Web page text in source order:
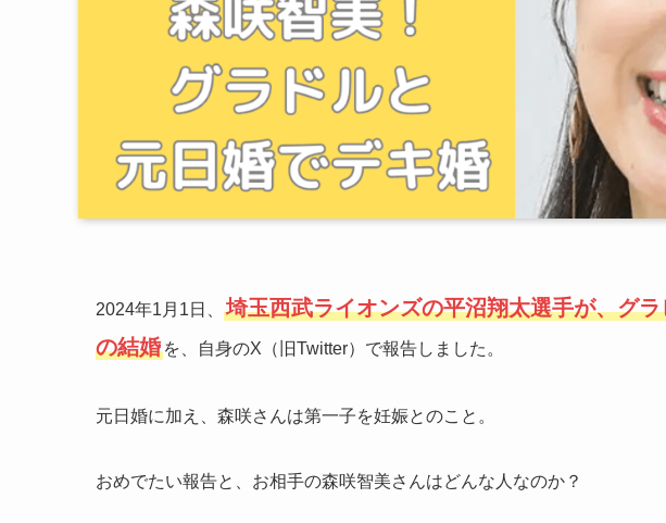
2024年1月1日、
埼玉西武ライオンズの平沼翔太選手が、グ
の結婚 を、自身のX（旧Twitter）で報告しました。
元日婚に加え、森咲さんは第一子を妊娠とのこと。
おめでたい報告と、お相手の森咲智美さんはどんな人なのか？